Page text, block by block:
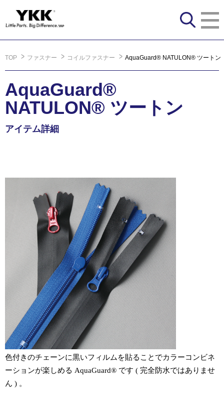
TOP ファスナー コイルファスナー AquaGuard® NATULON® ツートン
AquaGuard®
NATULON® ツートン
アイテム詳細
色付きのチェーンに黒いフィルムを貼ることでカラーコンビネ
ーションが楽しめる AquaGuard® です ( 完全防水ではありませ
ん ) 。